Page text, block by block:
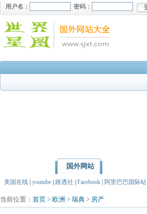
用户名： 密码：
国外网站
美国在线 youtube 路透社 Facebook 阿里巴巴国际站
当前位置： 首页 > 欧洲 > 瑞典 > 房产